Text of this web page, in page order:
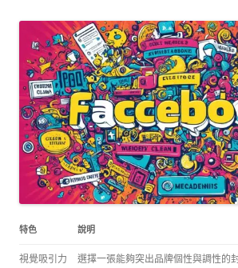
特色 說明
視覺吸引力 選擇一張能夠突出品牌個性與調性的